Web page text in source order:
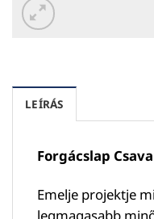
LEÍRÁS
Forgácslap
Emelje projektje
legmagasabb